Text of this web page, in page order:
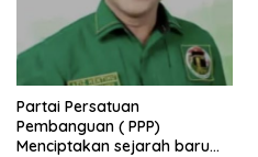
Partai Persatuan
Pembanguan ( PPP)
Menciptakan sejarah baru